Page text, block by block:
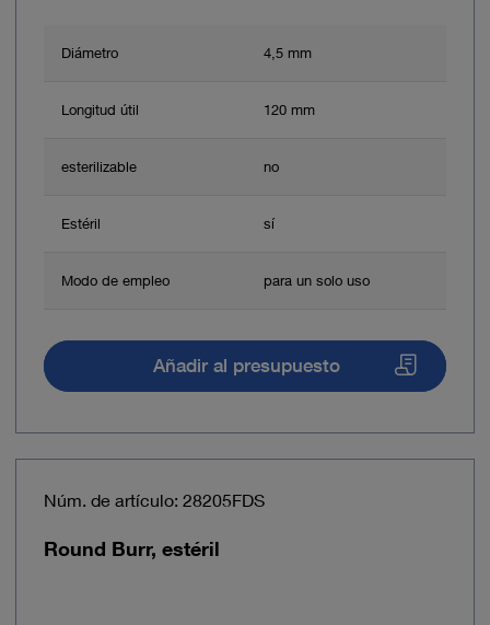
Diámetro 4,5 mm
Longitud útil 120 mm
esterilizable no
Estéril sí
Modo de empleo para un solo uso
Añadir al presupuesto
Núm. de artículo: 28205FDS
Round Burr, estéril